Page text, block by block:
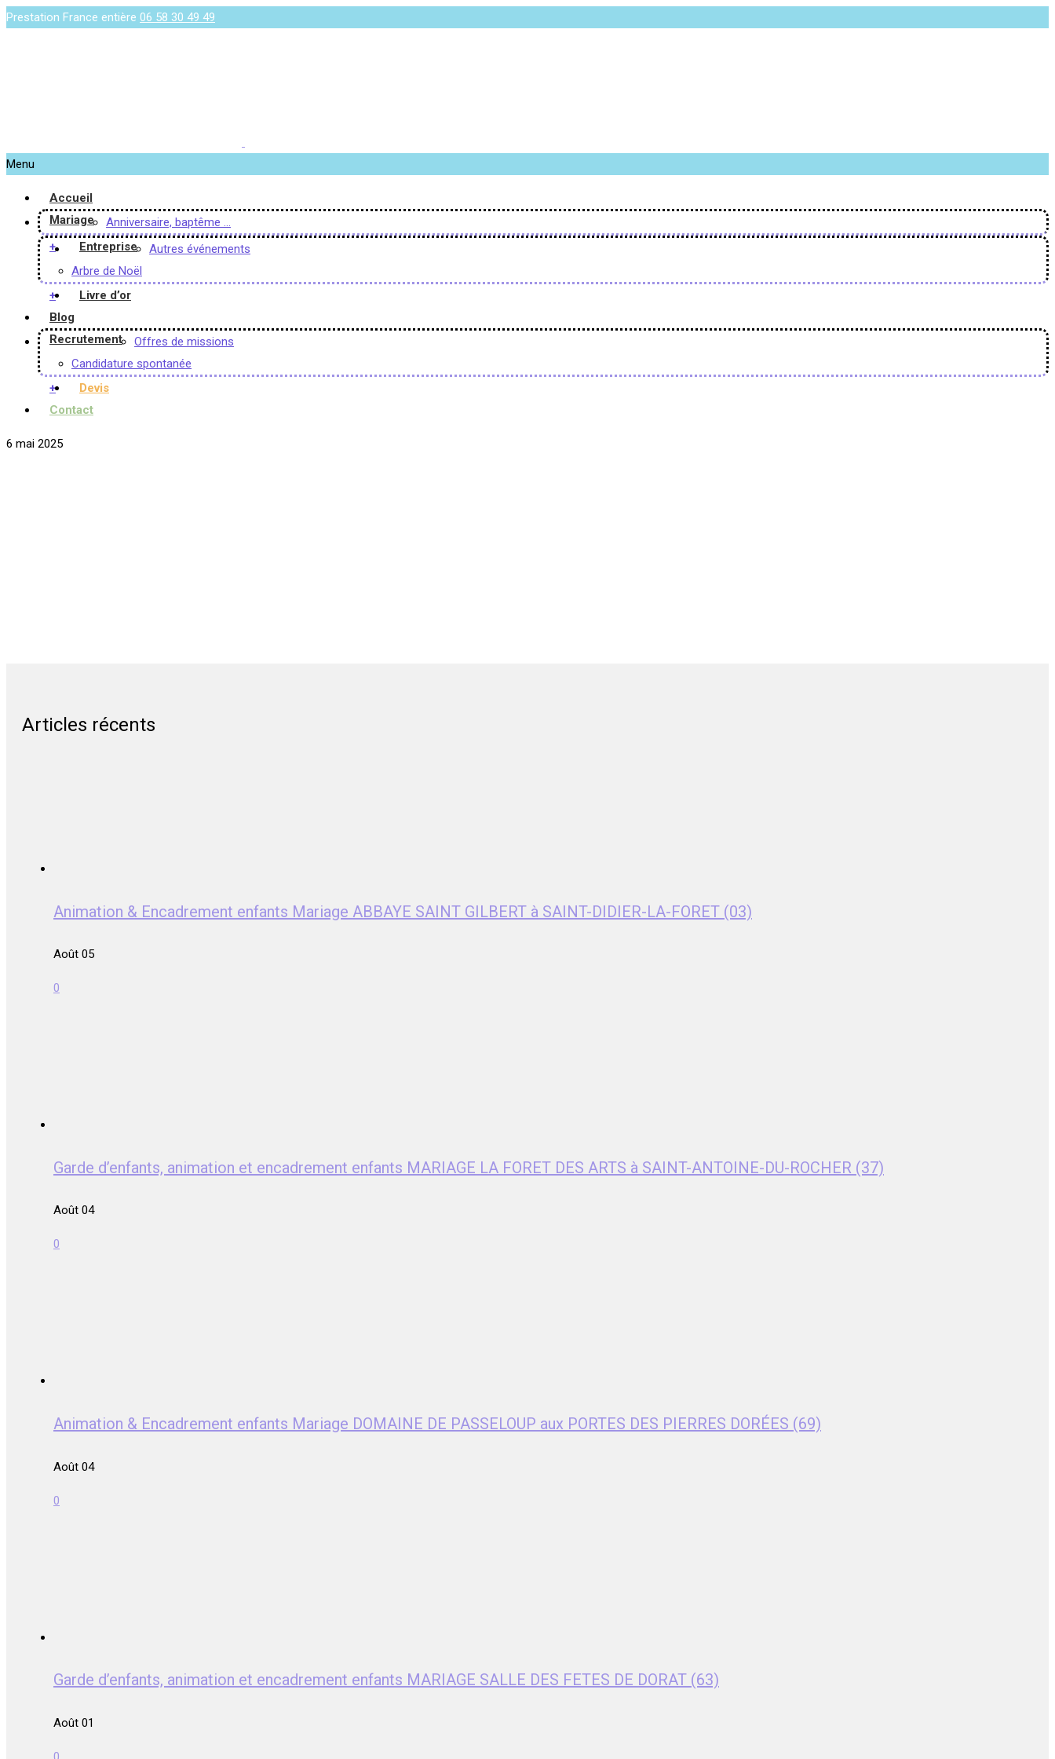
Prestation France entière 06 58 30 49 49
Menu
Accueil
Mariage
Anniversaire, baptême …
+
Entreprise
Autres événements
Arbre de Noël
+
Livre d’or
Blog
Recrutement
Offres de missions
Candidature spontanée
+
Devis
Contact
6 mai 2025
Articles récents
Animation & Encadrement enfants Mariage ABBAYE SAINT GILBERT à SAINT-DIDIER-LA-FORET (03)
Août 05
0
Garde d’enfants, animation et encadrement enfants MARIAGE LA FORET DES ARTS à SAINT-ANTOINE-DU-ROCHER (37)
Août 04
0
Animation & Encadrement enfants Mariage DOMAINE DE PASSELOUP aux PORTES DES PIERRES DORÉES (69)
Août 04
0
Garde d’enfants, animation et encadrement enfants MARIAGE SALLE DES FETES DE DORAT (63)
Août 01